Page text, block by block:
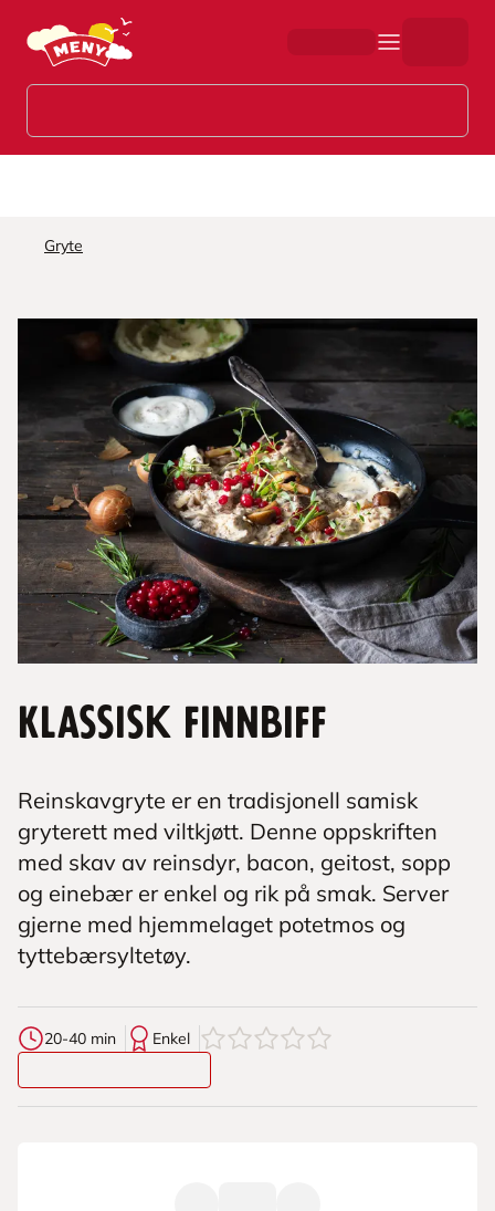
Hopp til hovedinnhold
Gryte
Klassisk finnbiff
Reinskavgryte er en tradisjonell samisk
gryterett med viltkjøtt. Denne oppskriften
med skav av reinsdyr, bacon, geitost, sopp
og einebær er enkel og rik på smak. Server
gjerne med hjemmelaget potetmos og
tyttebærsyltetøy.
20-40 min Enkel 0av5stjerner